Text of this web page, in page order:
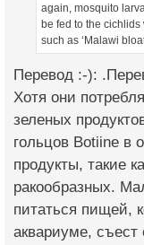
again, mosquito
be fed to the
such as ‘Malawi
Перевод :-):
Хотя они
зеленых
гольцов Botiine в
продукты, такие
ракообразных.
питаться пищей,
аквариуме,